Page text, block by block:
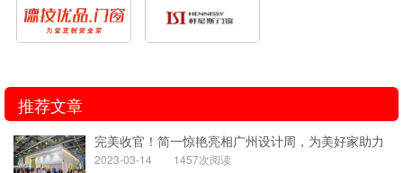
推荐文章
完美收官！简一惊艳亮相广州设计周，为美好家助力
2023-03-14 1457次阅读